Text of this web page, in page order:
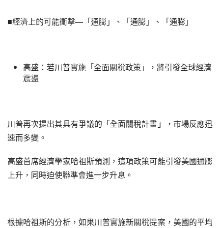
■經濟上的可能衝擊—「通膨」、「通膨」、「通膨」
高盛：若川普實施「全面關稅政策」，將引發全球經濟
震盪
川普再次提出其具有爭議的「全面關稅計畫」，市場反應迅
速而多變。
高盛首席經濟學家哈祖斯預測，這項政策可能引發美國通膨
上升，同時迫使聯準會進一步升息。
根據哈祖斯的分析，如果川普實施新關稅提案，美國的平均